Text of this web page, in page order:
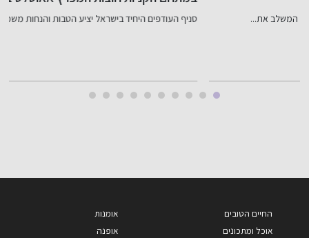
כ-800 אלף שקל
סניף העודפים היחיד בישראל יציע הטבות והנחות משמעותיות על מגוון...
החיים הטובים
אוכל ומתכונים
אומנות
אופנה